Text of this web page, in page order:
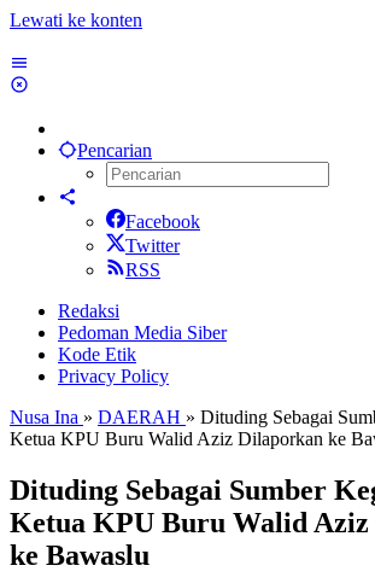
Lewati ke konten
Pencarian
Facebook
Twitter
RSS
Redaksi
Pedoman Media Siber
Kode Etik
Privacy Policy
Nusa Ina » DAERAH » Dituding Sebagai
Ketua KPU Buru Walid Aziz Dilaporkan ke
Dituding Sebagai Sumber
Ketua KPU Buru Walid
ke Bawaslu